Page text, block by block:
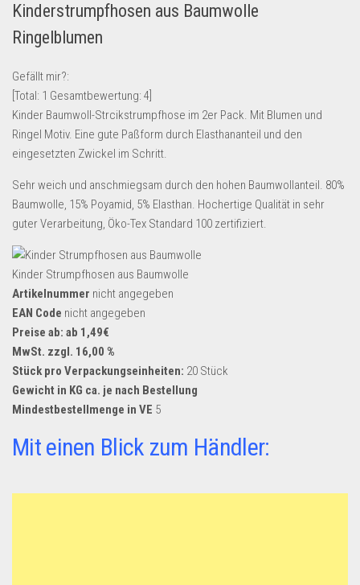
Lebensmittel & Getränke
Multimedia & Elektro
Münzen
Spielzeug & Games
Sport & Freizeit
Uhren & Schmuck
Wohnen & Einrichten
Restposten-Angebote
Restposten für Privatpersonen
eBay Restposten kaufen
Sonderposten-Angebote
Saison & Eventprodkte
Dropshipping-Produkte
B2B Produkte
Grosshandel
Amazon
Kinderstrumpfhosen aus Baumwolle
Ringelblumen
Gefällt mir?:
[Total: 1 Gesamtbewertung: 4
Kinder Baumwoll-Strcikstrumpfhose im 2er Pack. Mit Blumen und
Ringel Motiv. Eine gute Paßform durch Elasthananteil und den
eingesetzten Zwickel im Schritt.
Sehr weich und anschmiegsam durch den hohen Baumwollanteil. 80%
Baumwolle, 15% Poyamid, 5% Elasthan. Hochertige Qualität in sehr
guter Verarbeitung, Öko-Tex Standard 100 zertifiziert.
Kinder Strumpfhosen aus Baumwolle
Artikelnummer nicht angegeben
EAN Code nicht angegeben
Preise ab: ab 1,49€
MwSt. zzgl. 16,00 %
Stück pro Verpackungseinheiten: 20 Stück
Gewicht in KG ca. je nach Bestellung
Mindestbestellmenge in VE 5
Mit einen Blick zum Händler: